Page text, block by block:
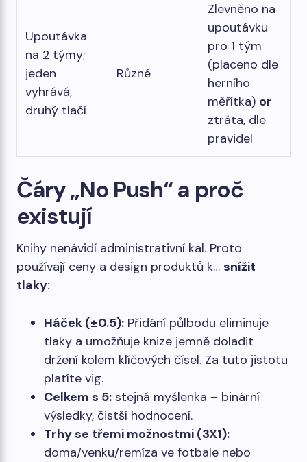
Upoutávka
na 2 týmy;
jeden
vyhrává,
druhý tlačí
Různé
Zlevněno na
upoutávku
pro 1 tým
(placeno dle
herního
měřítka) or
ztráta, dle
pravidel
Čáry „No Push“ a proč
existují
Knihy nenávidí administrativní kal. Proto
používají ceny a design produktů k… snížit
tlaky:
Háček (±0.5): Přidání půlbodu eliminuje
tlaky a umožňuje knize jemně doladit
držení kolem klíčových čísel. Za tuto jistotu
platíte vig.
Celkem s 5: stejná myšlenka – binární
výsledky, čistší hodnocení.
Trhy se třemi možnostmi (3X1):
doma/venku/remíza ve fotbale nebo